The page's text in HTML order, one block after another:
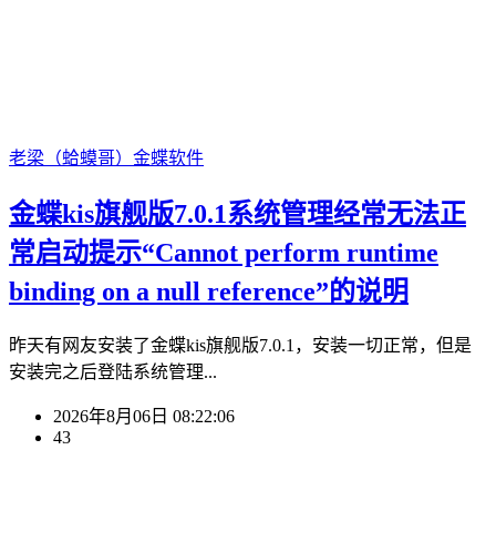
老梁（蛤蟆哥） 金蝶软件
金蝶kis旗舰版7.0.1系统管理经常无法正
常启动提示“Cannot perform runtime
binding on a null reference”的说明
昨天有网友安装了金蝶kis旗舰版7.0.1，安装一切正常，但是
安装完之后登陆系统管理...
2026年8月06日 08:22:06
43